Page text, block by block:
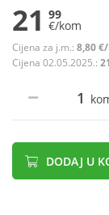
21 99
€/kom
Cijena za j.m.: 8,80
Cijena 02.05.2025.:
DODAJ U